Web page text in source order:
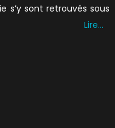
s’y sont retrouvés sous
Lire…